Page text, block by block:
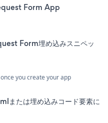
Form App
Form埋め込みスニペッ
you create your app
または埋め込みコード要素に